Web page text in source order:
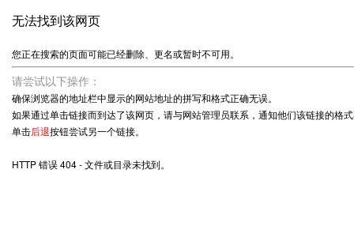
无法找到该网页
您正在搜索的页面可能已经删除、更名或暂时不可用。
请尝试以下操作：
确保浏览器的地址栏中显示的网站地址的拼写和格式正确无误。
如果通过单击链接而到达了该网页，请与网站管理员联系，通知他们该链接的格
单击后退按钮尝试另一个链接。
HTTP 错误 404 - 文件或目录未找到。